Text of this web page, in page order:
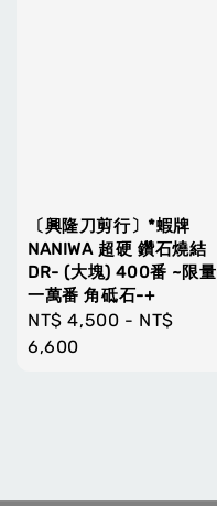
〔興隆刀剪行〕*蝦牌
NANIWA 超硬 鑽石燒結
DR- (大塊) 400番 ~限量
一萬番 角砥石-+
Regular
price
NT$ 4,500 - NT$
6,600